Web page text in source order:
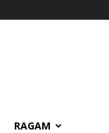
RAGAM